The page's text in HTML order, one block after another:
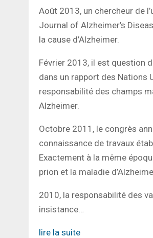
Août 2013, un chercheur de
Journal of Alzheimer’s
la cause d’Alzheimer.
Février 2013, il est question
dans un rapport des Nations
responsabilité des champs
Alzheimer.
Octobre 2011, le congrès
connaissance de travaux
Exactement à la même
prion et la maladie
2010, la responsabilité des
insistance…
lire la suite